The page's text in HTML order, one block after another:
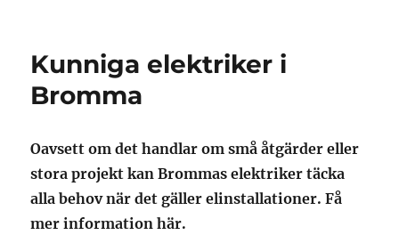
Kunniga elektriker i
Bromma
Oavsett om det handlar om små åtgärder eller
stora projekt kan Brommas elektriker täcka
alla behov när det gäller elinstallationer. Få
mer information här.